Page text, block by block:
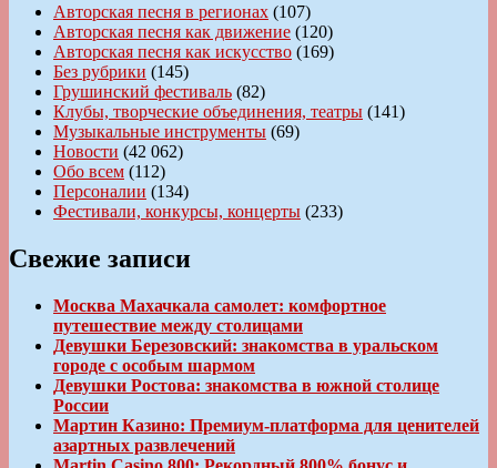
Авторская песня в регионах (107)
Авторская песня как движение (120)
Авторская песня как искусство (169)
Без рубрики (145)
Грушинский фестиваль (82)
Клубы, творческие объединения, театры (141)
Музыкальные инструменты (69)
Новости (42 062)
Обо всем (112)
Персоналии (134)
Фестивали, конкурсы, концерты (233)
Свежие записи
Москва Махачкала самолет: комфортное
путешествие между столицами
Девушки Березовский: знакомства в уральском
городе с особым шармом
Девушки Ростова: знакомства в южной столице
России
Мартин Казино: Премиум-платформа для ценителей
азартных развлечений